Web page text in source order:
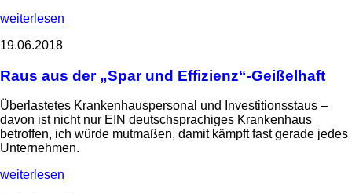
weiterlesen
19.06.2018
Raus aus der „Spar und Effizienz“-Geißelhaft
Überlastetes Krankenhauspersonal und Investitionsstaus –
davon ist nicht nur EIN deutschsprachiges Krankenhaus
betroffen, ich würde mutmaßen, damit kämpft fast gerade jedes
Unternehmen.
weiterlesen